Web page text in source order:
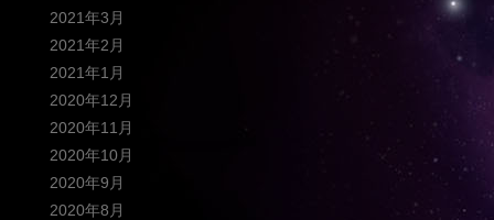
2021年3月
2021年2月
2021年1月
2020年12月
2020年11月
2020年10月
2020年9月
2020年8月